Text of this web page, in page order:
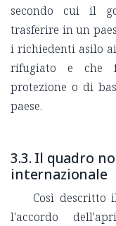
secondo cui il
trasferire in un
i richiedenti asilo
rifugiato e che
protezione o di
paese.
3.3. Il quadro
internazionale
Così descritto
l'accordo